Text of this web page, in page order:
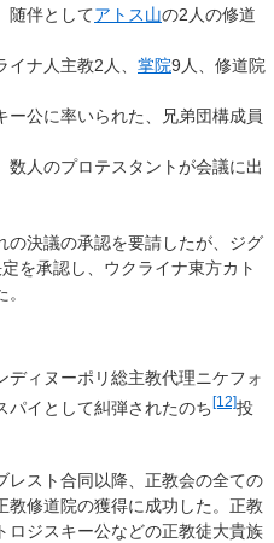
、随伴としてアトス山の2人の修道
ナ人主教2人、 掌院9人、修道院
ー公に率いられた、兄弟団構成員
数人のプロテスタントが会議に出
の決議の承認を要請したが、ジグ
を承認し、ウクライナ東方カト
ィヌーポリ総主教代理ニケフォ
パイとして糾弾されたのち[12]投
レスト合同以降、正教会の全ての
教修道院の獲得に成功した。正教
ロジスキー公などの正教徒大貴族